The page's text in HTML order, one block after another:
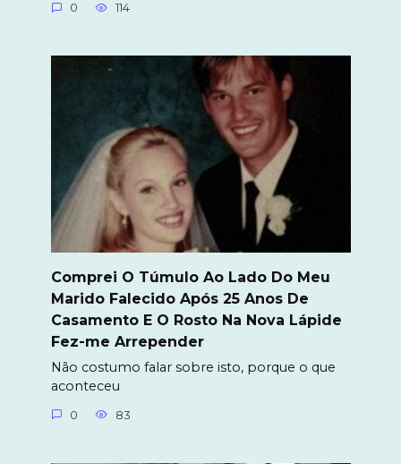
0 114
Comprei O Túmulo Ao Lado Do Meu
Marido Falecido Após 25 Anos De
Casamento E O Rosto Na Nova Lápide
Fez-me Arrepender
Não costumo falar sobre isto, porque o que
aconteceu
0 83